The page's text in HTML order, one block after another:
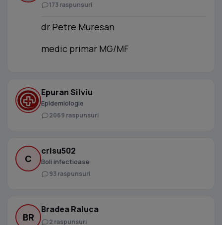
173 raspunsuri
dr Petre Muresan
medic primar MG/MF
Epuran Silviu
Epidemiologie
2069 raspunsuri
C
crisu502
Boli infectioase
93 raspunsuri
BR
Bradea Raluca
2 raspunsuri